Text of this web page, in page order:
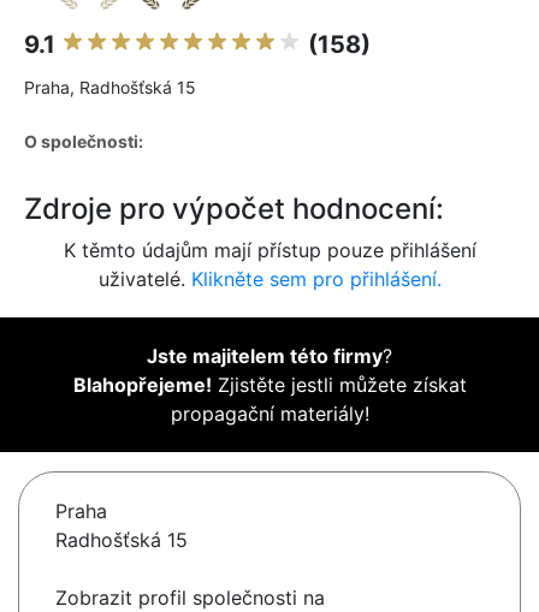
9.1 (158)
Praha, Radhošťská 15
O společnosti:
Zdroje pro výpočet hodnocení:
K těmto údajům mají přístup pouze přihlášení
uživatelé. Klikněte sem pro přihlášení.
Jste majitelem této firmy?
Blahopřejeme! Zjistěte jestli můžete získat
propagační materiály!
Praha
Radhošťská 15
Zobrazit profil společnosti na